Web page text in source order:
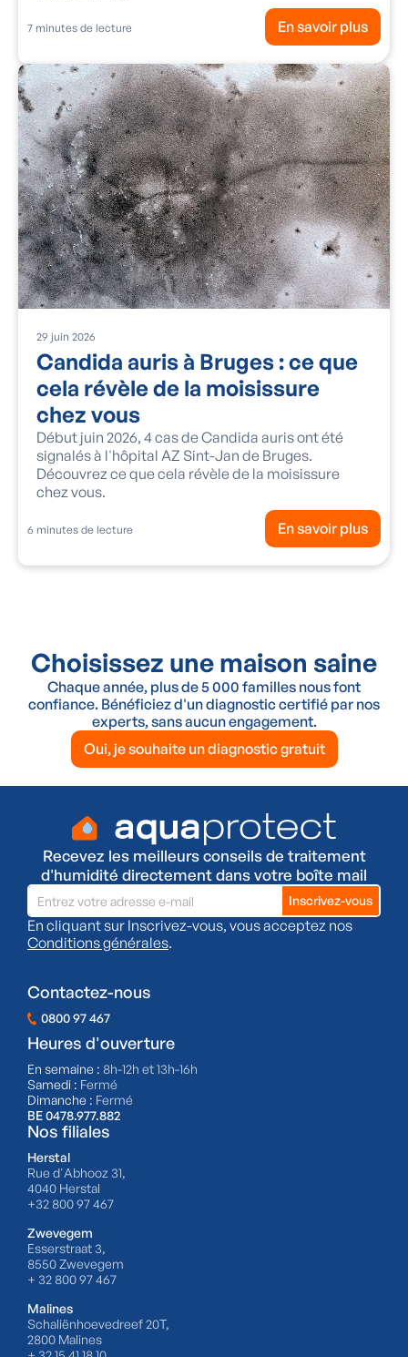
7 minutes de lecture En savoir plus
29 juin 2026
Candida auris à Bruges : ce que
cela révèle de la moisissure
chez vous
Début juin 2026, 4 cas de Candida auris ont été
signalés à l'hôpital AZ Sint-Jan de Bruges.
Découvrez ce que cela révèle de la moisissure
chez vous.
6 minutes de lecture En savoir plus
Choisissez une maison saine
Chaque année, plus de 5 000 familles nous font
confiance. Bénéficiez d'un diagnostic certifié par nos
experts, sans aucun engagement.
Oui, je souhaite un diagnostic gratuit
Recevez les meilleurs conseils de traitement
d'humidité directement dans votre boîte mail
En cliquant sur Inscrivez-vous, vous acceptez nos
Conditions générales.
Contactez-nous
0800 97 467
Heures d'ouverture
En semaine : 8h-12h et 13h-16h
Samedi : Fermé
Dimanche : Fermé
BE 0478.977.882
Nos filiales
Herstal
Rue d'Abhooz 31,
4040 Herstal
+32 800 97 467
Zwevegem
Esserstraat 3,
8550 Zwevegem
+ 32 800 97 467
Malines
Schaliënhoevedreef 20T,
2800 Malines